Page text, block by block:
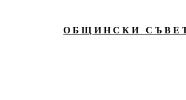
О Б Щ И Н С К И С Ъ В Е